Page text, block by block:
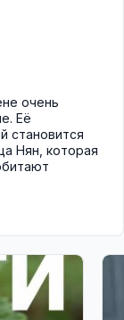
очень
Её
становится
Нян, которая